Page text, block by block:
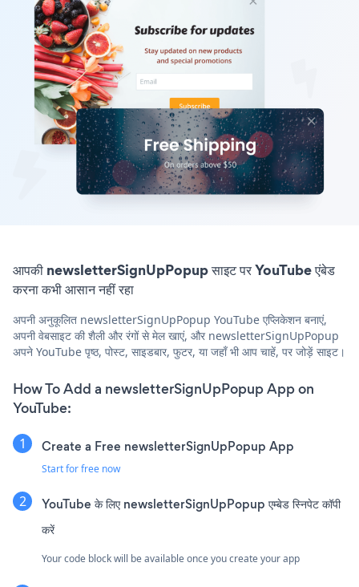
आपकी newsletterSignUpPopup साइट पर YouTube एंबेड
करना कभी आसान नहीं रहा
अपनी अनुकूलित newsletterSignUpPopup YouTube एप्लिकेशन बनाएं,
अपनी वेबसाइट की शैली और रंगों से मेल खाएं, और newsletterSignUpPopup
अपने YouTube पृष्ठ, पोस्ट, साइडबार, फुटर, या जहाँ भी आप चाहें, पर जोड़ें साइट।
How To Add a newsletterSignUpPopup App on
YouTube:
Create a Free newsletterSignUpPopup App
Start for free now
YouTube के लिए newsletterSignUpPopup एम्बेड स्निपेट कॉपी
करें
Your code block will be available once you create your app